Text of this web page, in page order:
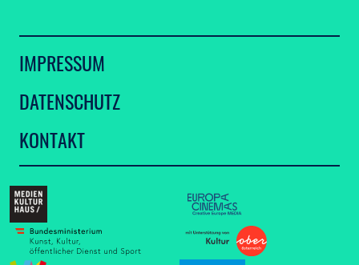
IMPRESSUM
DATENSCHUTZ
KONTAKT